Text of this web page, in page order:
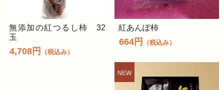
無添加の紅つるし柿 32
玉
4,708円 （税込み）
紅あんぽ柿
664円 （税込み）